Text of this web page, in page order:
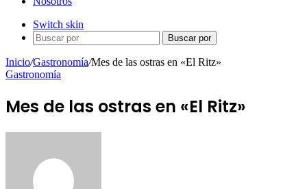
Switch skin
Buscar por
Inicio/Gastronomía/Mes de las ostras en «El Ritz»
Gastronomía
Mes de las ostras en «El Ritz»